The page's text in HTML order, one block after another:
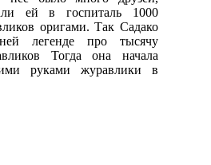
ей в госпиталь 1000
оригами. Так Садако
легенде про тысячу
Тогда она начала
руками журавлики в